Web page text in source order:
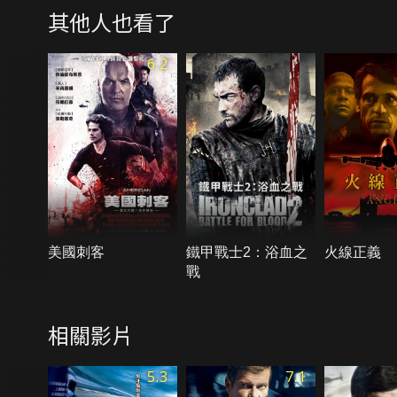
其他人也看了
6.2
美國刺客
鐵甲戰士2：浴血之
戰
火線正義
相關影片
5.3 7.1